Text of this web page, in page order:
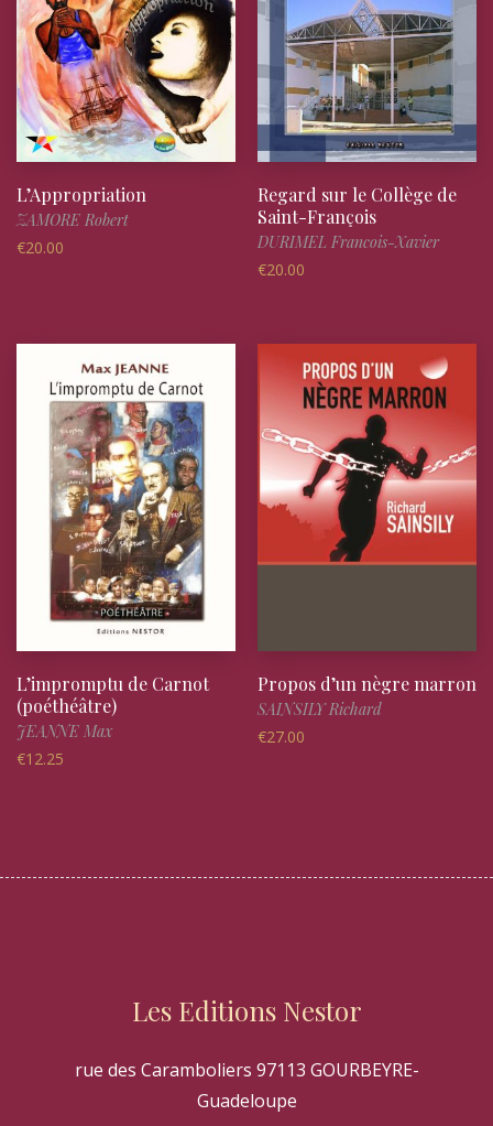
L’Appropriation
ZAMORE Robert
€20.00
Regard sur le Collège de
Saint-François
DURIMEL Francois-Xavier
€20.00
L’impromptu de Carnot
(poéthéâtre)
JEANNE Max
€12.25
Propos d’un nègre marron
SAINSILY Richard
€27.00
Les Editions Nestor
rue des Caramboliers 97113 GOURBEYRE-
Guadeloupe